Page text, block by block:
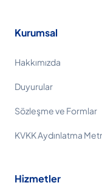
Kurumsal
Hakkımızda
Duyurular
Sözleşme ve Formlar
KVKK Aydınlatma
Hizmetler